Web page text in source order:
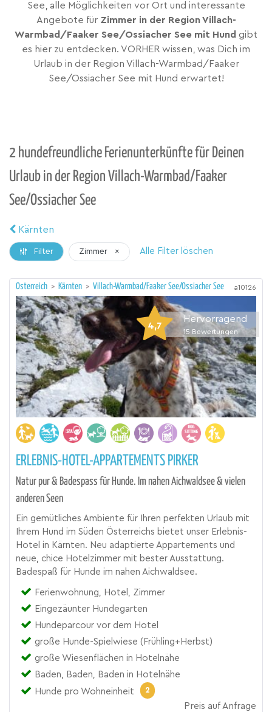
See, alle Möglichkeiten vor Ort und interessante
Angebote für Zimmer in der Region Villach-
Warmbad/Faaker See/Ossiacher See mit Hund gibt
es hier zu entdecken. VORHER wissen, was Dich im
Urlaub in der Region Villach-Warmbad/Faaker
See/Ossiacher See mit Hund erwartet!
2 hundefreundliche Ferienunterkünfte für Deinen
Urlaub in der Region Villach-Warmbad/Faaker
See/Ossiacher See
Kärnten
Filter Zimmer × Alle Filter löschen
Österreich > Kärnten > Villach-Warmbad/Faaker See/Ossiacher See a10126
4,7
Hervorragend
15 Bewertungen
ERLEBNIS-HOTEL-APPARTEMENTS PIRKER
Natur pur & Badespass für Hunde. Im nahen Aichwaldsee & vielen
anderen Seen
Ein gemütliches Ambiente für Ihren perfekten Urlaub mit
Ihrem Hund im Süden Österreichs bietet unser Erlebnis-
Hotel in Kärnten. Neu adaptierte Appartements und
neue, chice Hotelzimmer mit bester Ausstattung.
Badespaß für Hunde im nahen Aichwaldsee.
Ferienwohnung, Hotel, Zimmer
Eingezäunter Hundegarten
Hundeparcour vor dem Hotel
große Hunde-Spielwiese (Frühling+Herbst)
große Wiesenflächen in Hotelnähe
Baden, Baden, Baden in Hotelnähe
Hunde pro Wohneinheit
2
Preis auf Anfrage